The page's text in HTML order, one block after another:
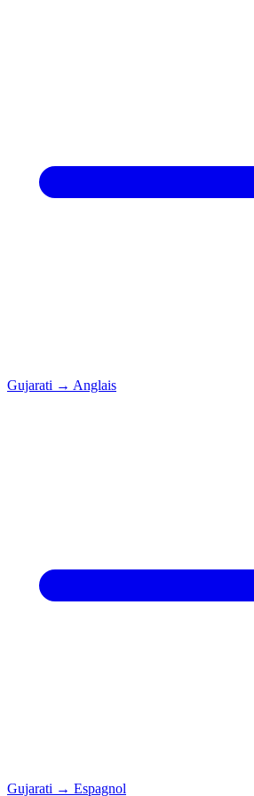
Gujarati → Anglais
Gujarati → Espagnol